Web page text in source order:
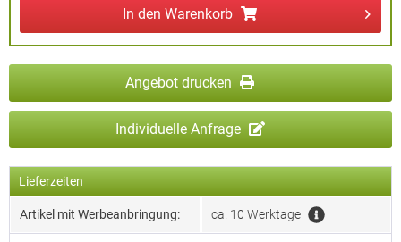
In den Warenkorb
Angebot drucken
Individuelle Anfrage
Lieferzeiten
Artikel mit Werbeanbringung: ca. 10 Werktage